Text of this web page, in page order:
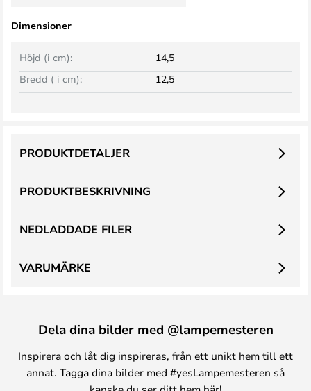
Dimensioner
Bredd ( i cm): 12,5
Höjd (i cm): 14,5
PRODUKTBESKRIVNING
PRODUKTDETALJER
NEDLADDADE FILER
VARUMÄRKE
Dela dina bilder med @lampemesteren
Inspirera och låt dig inspireras, från ett unikt hem till ett
annat. Tagga dina bilder med #yesLampemesteren så